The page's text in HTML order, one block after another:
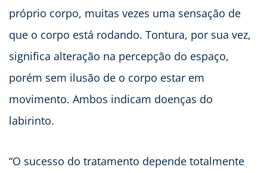
próprio corpo, muitas vezes uma sensação de
que o corpo está rodando. Tontura, por sua vez,
significa alteração na percepção do espaço,
porém sem ilusão de o corpo estar em
movimento. Ambos indicam doenças do
labirinto.
“O sucesso do tratamento depende totalmente